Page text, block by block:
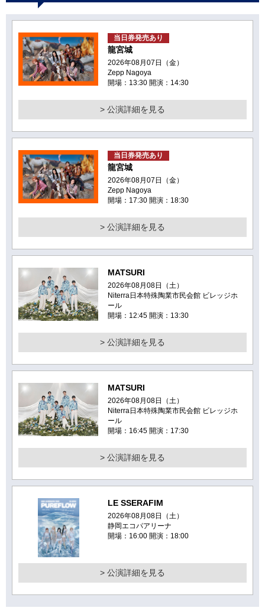
当日券発売あり
龍宮城
2026年08月07日（金）
Zepp Nagoya
開場：13:30 開演：14:30
> 公演詳細を見る
当日券発売あり
龍宮城
2026年08月07日（金）
Zepp Nagoya
開場：17:30 開演：18:30
> 公演詳細を見る
MATSURI
2026年08月08日（土）
Niterra日本特殊陶業市民会館 ビレッジホ
ール
開場：12:45 開演：13:30
> 公演詳細を見る
MATSURI
2026年08月08日（土）
Niterra日本特殊陶業市民会館 ビレッジホ
ール
開場：16:45 開演：17:30
> 公演詳細を見る
LE SSERAFIM
2026年08月08日（土）
静岡エコパアリーナ
開場：16:00 開演：18:00
> 公演詳細を見る